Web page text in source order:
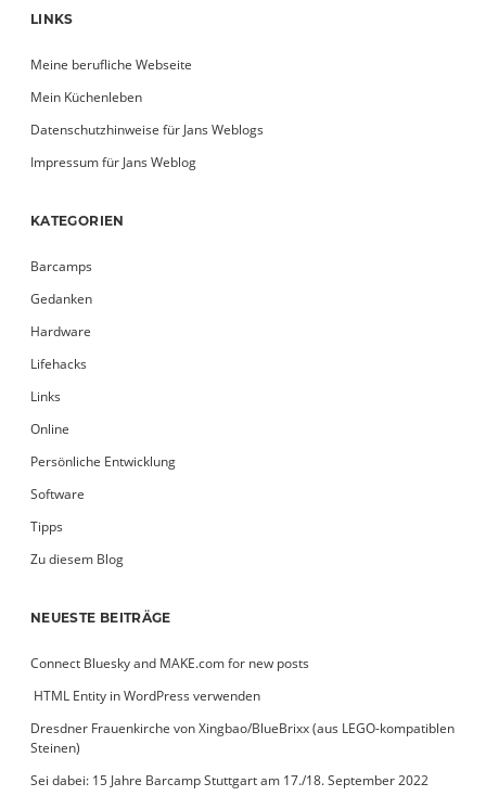
LINKS
Meine berufliche Webseite
Mein Küchenleben
Datenschutzhinweise für Jans Weblogs
Impressum für Jans Weblog
KATEGORIEN
Barcamps
Gedanken
Hardware
Lifehacks
Links
Online
Persönliche Entwicklung
Software
Tipps
Zu diesem Blog
NEUESTE BEITRÄGE
Connect Bluesky and MAKE.com for new posts
­ HTML Entity in WordPress verwenden
Dresdner Frauenkirche von Xingbao/BlueBrixx (aus LEGO-kompatiblen
Steinen)
Sei dabei: 15 Jahre Barcamp Stuttgart am 17./18. September 2022